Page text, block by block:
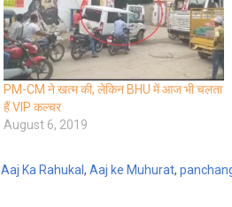
PM-CM ने खत्म की, लेकिन BHU में आज भी चलता
हैं VIP कल्चर
August 6, 2019
Aaj Ka Rahukal , Aaj ke Muhurat,